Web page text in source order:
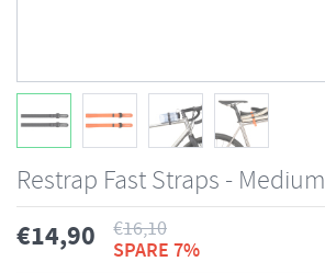
Restrap Fast Straps - Medium
€14,90 €16,10
SPARE 7%